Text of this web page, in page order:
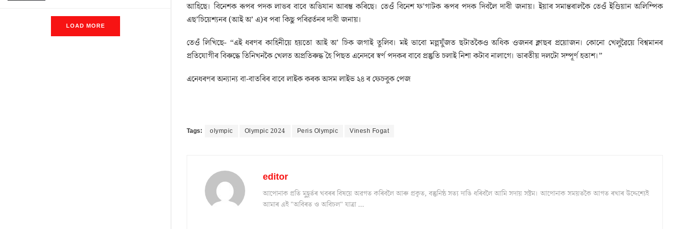
LOAD MORE
আহিছে। বিনেশক ৰূপৰ পদক লাভৰ বাবে অভিযান আৰম্ভ কৰিছে। তেওঁ বিনেশ ফ’গাটক ৰূপৰ পদক দিবলৈ দাবী জনায়। ইয়াৰ সমান্তৰালকৈ তেওঁ ইণ্ডিয়ান অলিম্পিক
এছ’চিয়েশ্যনৰ (আই অ’ এ)ৰ পৰা কিছু পৰিৱৰ্তনৰ দাবী জনায়।
তেওঁ লিখিছে- “এই ধৰণৰ কাহিনীয়ে হয়তো আই অ’ চিক জগাই তুলিব। মই ভাবো মল্লযুঁজত ছটাতকৈও অধিক ওজনৰ ক্লাছৰ প্ৰয়োজন। কোনো খেলুৱৈয়ে বিশ্বমানৰ
প্ৰতিযোগীৰ বিৰুদ্ধে তিনিখনকৈ খেলত অপ্ৰতিৰুদ্ধ হৈ পিছত এনেদৰে স্বৰ্ণ পদকৰ বাবে প্ৰস্তুতি চলাই নিশা কটাব নালাগে। ভাৰতীয় দলটো সম্পূৰ্ণ হতাশ।”
এনেধৰণৰ অন্যান্য বা-বাতৰিৰ বাবে লাইক কৰক অসম লাইভ ২৪ ৰ ফেচবুক পেজ
Tags: olympic Olympic 2024 Peris Olympic Vinesh Fogat
editor
আপোনাক প্ৰতি মুহূৰ্তৰ খবৰৰ বিষয়ে অৱগত কৰিবলৈ আৰু প্ৰকৃত, বস্তুনিষ্ঠ সত্য দাঙি ধৰিবলৈ আমি সদায় সষ্টম। আপোনাক সময়তকৈ আগত ৰখাৰ উদ্দেশ্যেই
আমাৰ এই "অবিৰত ও অবিচল" যাত্ৰা ...